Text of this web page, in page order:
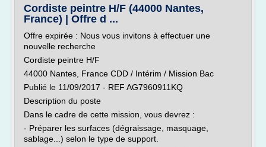
Cordiste peintre H/F (44000 Nantes,
France) | Offre d ...
Offre expirée : Nous vous invitons à effectuer une
nouvelle recherche
Cordiste peintre H/F
44000 Nantes, France CDD / Intérim / Mission Bac
Publié le 11/09/2017 - REF AG7960911KQ
Description du poste
Dans le cadre de cette mission, vous devrez :
- Préparer les surfaces (dégraissage, masquage,
sablage...) selon le type de support.